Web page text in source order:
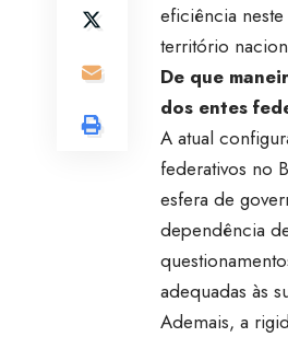
eficiência
território
De que
dos entes
A atual
federativos no
esfera de
dependência
adequadas às
Ademais, a